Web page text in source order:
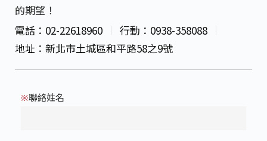
的期望！
電話：02-22618960
行動：0938-358088
地址：新北市土城區和平路58之9號
※聯絡姓名